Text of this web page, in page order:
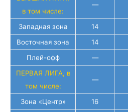
в том числе:
—
Западная зона 14
Восточная зона
14
Плей-офф
—
ПЕРВАЯ ЛИГА, в
том числе:
—
Зона «Центр» 16